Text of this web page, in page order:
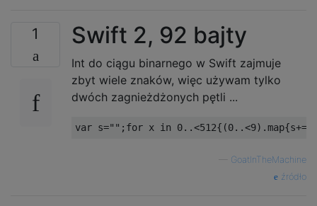
.X.
X..
.X.
.X.
X.X
.X.
1 Swift 2, 92 bajty
Int do ciągu binarnego w Swift zajmuje
zbyt wiele znaków, więc używam tylko
dwóch zagnieżdżonych pętli ...
GoatInTheMachine
źródło